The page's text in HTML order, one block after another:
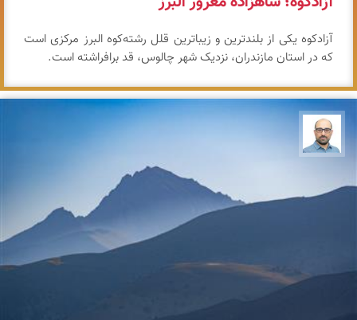
آزادکوه یکی از بلندترین و زیباترین قلل رشته‌کوه البرز مرکزی است
که در استان مازندران، نزدیک شهر چالوس، قد برافراشته است.